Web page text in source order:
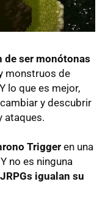
de ser monótonas
monstruos de
lo que es mejor,
y descubrir
ataques.
Trigger en una
no es ninguna
igualan su